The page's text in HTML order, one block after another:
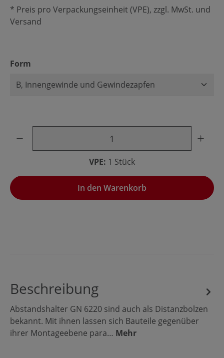
* Preis pro Verpackungseinheit (VPE), zzgl. MwSt. und
Versand
Form
VPE: 1 Stück
In den Warenkorb
Beschreibung
Abstandshalter GN 6220 sind auch als Distanzbolzen
bekannt. Mit ihnen lassen sich Bauteile gegenüber
ihrer Montageebene para… Mehr